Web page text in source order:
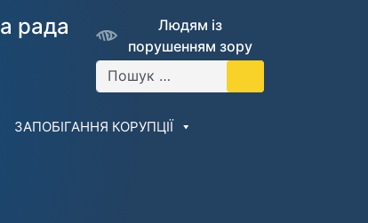
рада
Людям із
порушенням зору
Пошук:
ЗАПОБІГАННЯ КОРУПЦІЇ